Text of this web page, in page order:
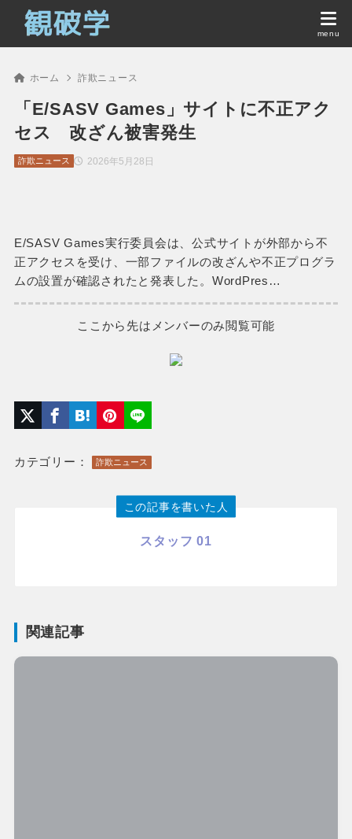
ホーム 詐欺ニュース
「E/SASV Games」サイトに不正アク
セス 改ざん被害発生
2026年5月28日
詐欺ニュース
E/SASV Games実行委員会は、公式サイトが外部から不
正アクセスを受け、一部ファイルの改ざんや不正プログラ
ムの設置が確認されたと発表した。WordPres…
ここから先はメンバーのみ閲覧可能
カテゴリー： 詐欺ニュース
この記事を書いた人
スタッフ 01
関連記事